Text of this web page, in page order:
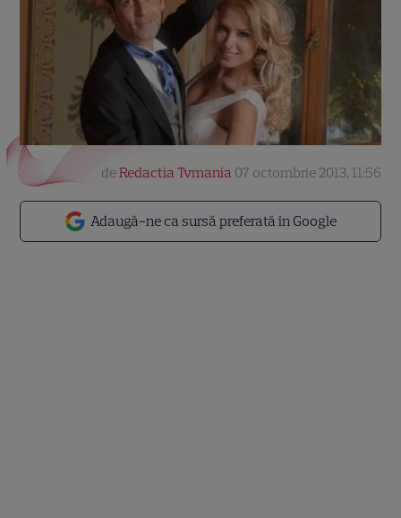
Adaugă-ne ca sursă preferată în Google
deRedactia Tvmania 07 octombrie 2013, 11:56